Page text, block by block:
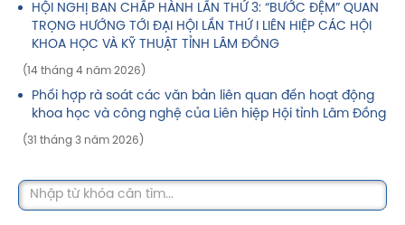
HỘI NGHỊ BAN CHẤP HÀNH LẦN THỨ 3: “BƯỚC ĐỆM” QUAN
TRỌNG HƯỚNG TỚI ĐẠI HỘI LẦN THỨ I LIÊN HIỆP CÁC HỘI
KHOA HỌC VÀ KỸ THUẬT TỈNH LÂM ĐỒNG
(14 tháng 4 năm 2026)
Phối hợp rà soát các văn bản liên quan đến hoạt động
khoa học và công nghệ của Liên hiệp Hội tỉnh Lâm Đồng
(31 tháng 3 năm 2026)